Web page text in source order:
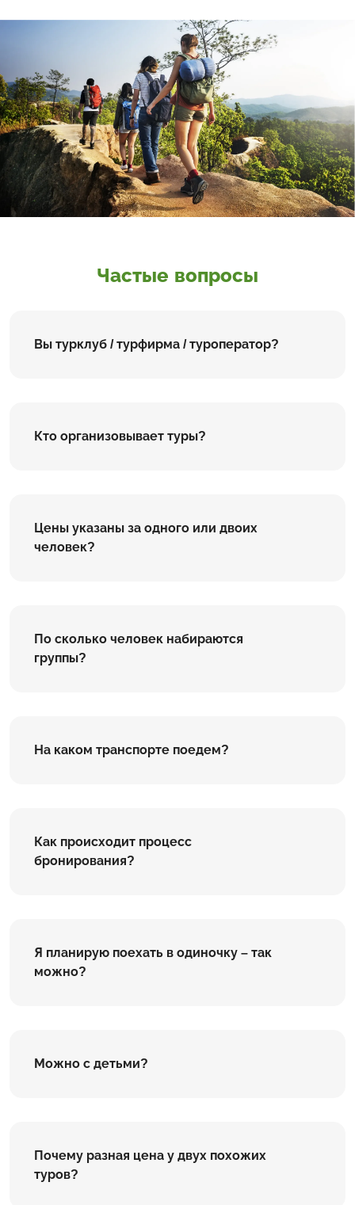
Частые вопросы
Вы турклуб / турфирма / туроператор?
Кто организовывает туры?
Цены указаны за одного или двоих
человек?
По сколько человек набираются
группы?
На каком транспорте поедем?
Как происходит процесс
бронирования?
Я планирую поехать в одиночку – так
можно?
Можно с детьми?
Почему разная цена у двух похожих
туров?